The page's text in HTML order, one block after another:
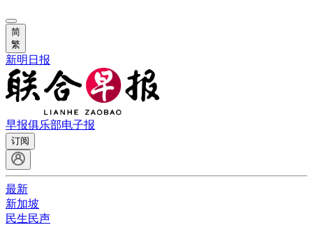
简
繁
新明日报
早报俱乐部电子报
订阅
最新
新加坡
民生民声